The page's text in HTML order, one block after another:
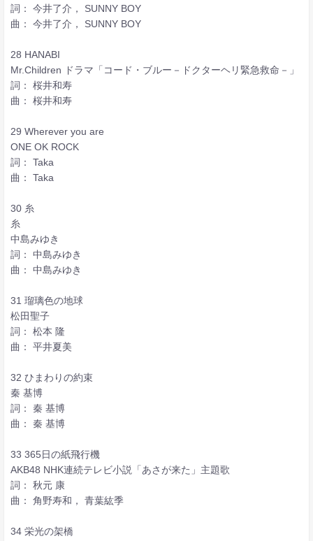
詞： 今井了介， SUNNY BOY
曲： 今井了介， SUNNY BOY
28 HANABI
Mr.Children ドラマ「コード・ブルー－ドクターヘリ緊急救命－」
詞： 桜井和寿
曲： 桜井和寿
29 Wherever you are
ONE OK ROCK
詞： Taka
曲： Taka
30 糸
糸
中島みゆき
詞： 中島みゆき
曲： 中島みゆき
31 瑠璃色の地球
松田聖子
詞： 松本 隆
曲： 平井夏美
32 ひまわりの約束
秦 基博
詞： 秦 基博
曲： 秦 基博
33 365日の紙飛行機
AKB48 NHK連続テレビ小説「あさが来た」主題歌
詞： 秋元 康
曲： 角野寿和， 青葉紘季
34 栄光の架橋